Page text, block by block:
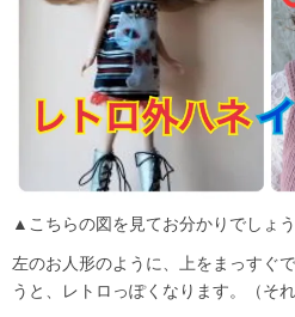
▲こちらの図を見てお分かりでしょう
左のお人形のように、上をまっすぐ
うと、レトロっぽくなります。（そ